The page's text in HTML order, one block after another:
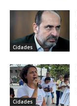
Cidades
Cidades